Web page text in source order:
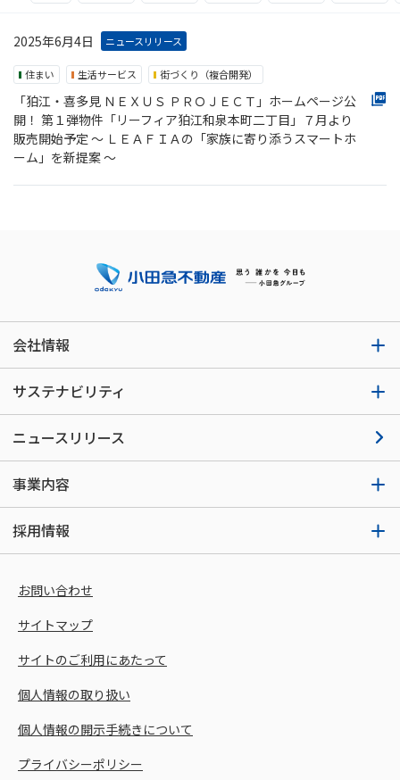
2025年6月4日 ニュースリリース
住まい 生活サービス 街づくり（複合開発）
「狛江・喜多見 ＮＥＸＵＳ ＰＲＯＪＥＣＴ」ホームページ公
開！ 第１弾物件「リーフィア狛江和泉本町二丁目」７月より
販売開始予定 ～ ＬＥＡＦＩＡの「家族に寄り添うスマートホ
ーム」を新提案 ～
会社情報
サステナビリティ
ニュースリリース
事業内容
採用情報
お問い合わせ
サイトマップ
サイトのご利用にあたって
個人情報の取り扱い
個人情報の開示手続きについて
プライバシーポリシー